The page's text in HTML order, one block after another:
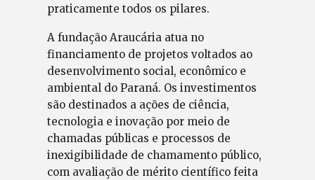
praticamente todos os pilares.
A fundação Araucária atua no
financiamento de projetos voltados ao
desenvolvimento social, econômico e
ambiental do Paraná. Os investimentos
são destinados a ações de ciência,
tecnologia e inovação por meio de
chamadas públicas e processos de
inexigibilidade de chamamento público,
com avaliação de mérito científico feita